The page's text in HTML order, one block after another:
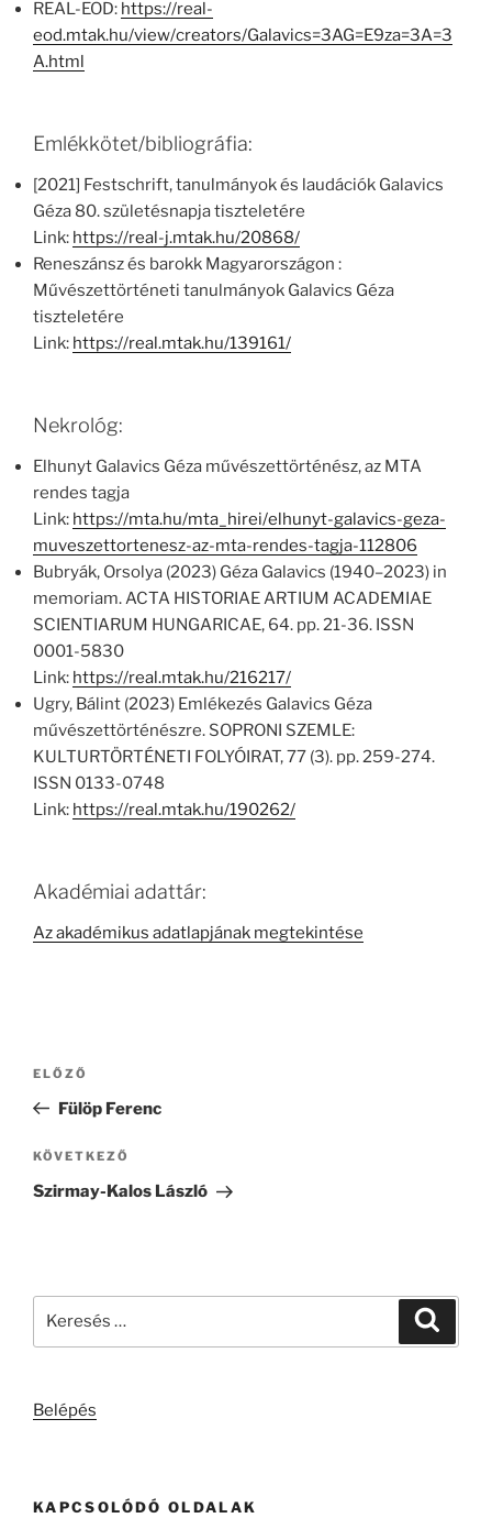
REAL-EOD: https://real-
eod.mtak.hu/view/creators/Galavics=3AG=E9za=3A=3
A.html
Emlékkötet/bibliográfia:
[2021] Festschrift, tanulmányok és laudációk Galavics
Géza 80. születésnapja tiszteletére
Link: https://real-j.mtak.hu/20868/
Reneszánsz és barokk Magyarországon :
Művészettörténeti tanulmányok Galavics Géza
tiszteletére
Link: https://real.mtak.hu/139161/
Nekrológ:
Elhunyt Galavics Géza művészettörténész, az MTA
rendes tagja
Link: https://mta.hu/mta_hirei/elhunyt-galavics-geza-
muveszettortenesz-az-mta-rendes-tagja-112806
Bubryák, Orsolya (2023) Géza Galavics (1940–2023) in
memoriam. ACTA HISTORIAE ARTIUM ACADEMIAE
SCIENTIARUM HUNGARICAE, 64. pp. 21-36. ISSN
0001-5830
Link: https://real.mtak.hu/216217/
Ugry, Bálint (2023) Emlékezés Galavics Géza
művészettörténészre. SOPRONI SZEMLE:
KULTURTÖRTÉNETI FOLYÓIRAT, 77 (3). pp. 259-274.
ISSN 0133-0748
Link: https://real.mtak.hu/190262/
Akadémiai adattár:
Az akadémikus adatlapjának megtekintése
Bejegyzés
Korábbi
bejegyzés
ELŐZŐ
Fülöp Ferenc
Következő
bejegyzés
KÖVETKEZŐ
Szirmay-Kalos László
Belépés
KAPCSOLÓDÓ OLDALAK